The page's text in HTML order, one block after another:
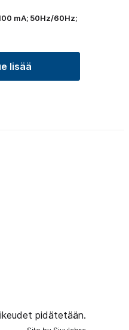
mA; 50Hz/60Hz;
lisää
pidätetään.